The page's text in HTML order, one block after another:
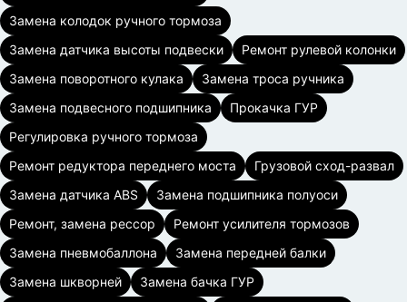
Замена колодок ручного тормоза
Замена датчика высоты подвески
Ремонт рулевой колонки
Замена поворотного кулака
Замена троса ручника
Замена подвесного подшипника
Прокачка ГУР
Регулировка ручного тормоза
Ремонт редуктора переднего моста
Грузовой сход-развал
Замена датчика ABS
Замена подшипника полуоси
Ремонт, замена рессор
Ремонт усилителя тормозов
Замена пневмобаллона
Замена передней балки
Замена шкворней
Замена бачка ГУР